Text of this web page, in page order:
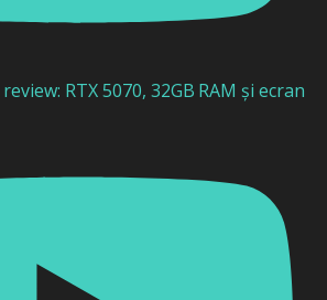
RTX 5070, 32GB RAM și ecran